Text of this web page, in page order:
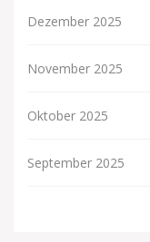
Dezember 2025
November 2025
Oktober 2025
September 2025